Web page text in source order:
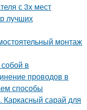
с 3х мест
лучших
монтаж
в
проводов в
способы
Каркасный сарай для